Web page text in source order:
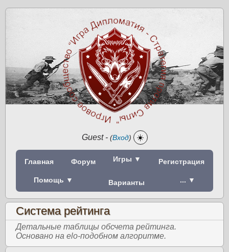
Guest- (Вход) ☀️
Главная Форум Игры ▼ Регистрация
Помощь ▼ Варианты ... ▼
Система рейтинга
Детальные таблицы обсчета рейтинга.
Основано на elo-подобном алгоритме.